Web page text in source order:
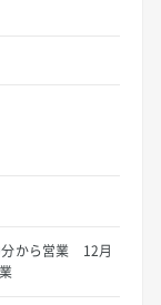
分から営業 12月